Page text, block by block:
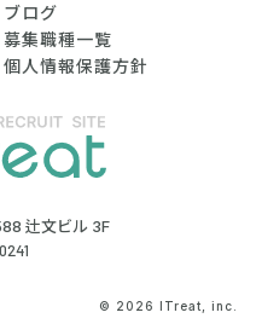
辻文ビル 3F
ブログ
募集職種一覧
個人情報保護方針
© 2026 ITreat, inc.